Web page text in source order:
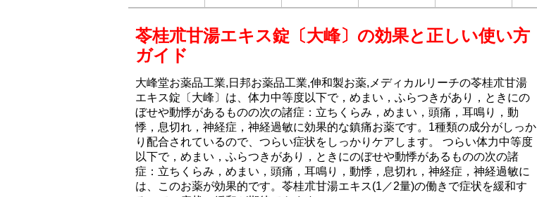
苓桂朮甘湯エキス錠〔大峰〕の効果と正しい使い方
ガイド
大峰堂お薬品工業,日邦お薬品工業,伸和製お薬,メディカルリーチの苓桂朮甘湯
エキス錠〔大峰〕は、体力中等度以下で，めまい，ふらつきがあり，ときにの
ぼせや動悸があるものの次の諸症：立ちくらみ，めまい，頭痛，耳鳴り，動
悸，息切れ，神経症，神経過敏に効果的な鎮痛お薬です。1種類の成分がしっか
り配合されているので、つらい症状をしっかりケアします。 つらい体力中等度
以下で，めまい，ふらつきがあり，ときにのぼせや動悸があるものの次の諸
症：立ちくらみ，めまい，頭痛，耳鳴り，動悸，息切れ，神経症，神経過敏に
は、このお薬が効果的です。苓桂朮甘湯エキス(1／2量)の働きで症状を緩和す